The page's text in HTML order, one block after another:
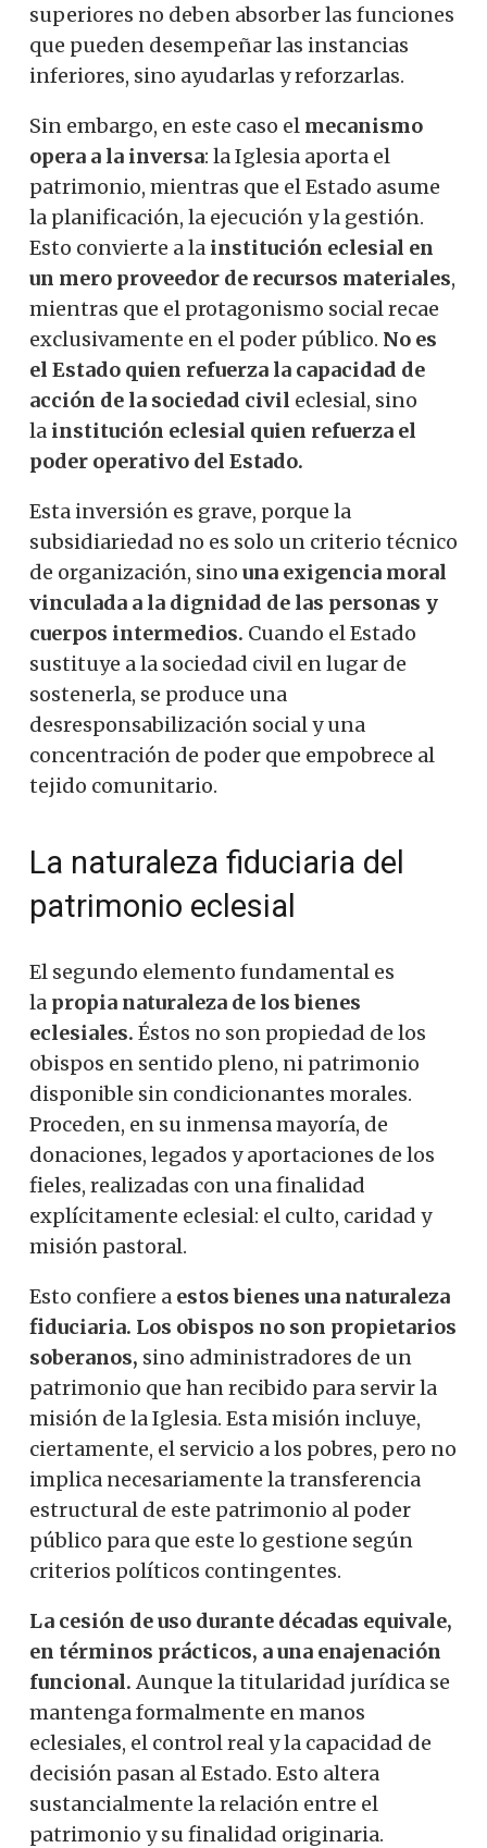
superiores no deben absorber las funciones
que pueden desempeñar las instancias
inferiores, sino ayudarlas y reforzarlas.
Sin embargo, en este caso el mecanismo
opera a la inversa: la Iglesia aporta el
patrimonio, mientras que el Estado asume
la planificación, la ejecución y la gestión.
Esto convierte a la institución eclesial en
un mero proveedor de recursos materiales,
mientras que el protagonismo social recae
exclusivamente en el poder público. No es
el Estado quien refuerza la capacidad de
acción de la sociedad civil eclesial, sino
la institución eclesial quien refuerza el
poder operativo del Estado.
Esta inversión es grave, porque la
subsidiariedad no es solo un criterio técnico
de organización, sino una exigencia moral
vinculada a la dignidad de las personas y
cuerpos intermedios. Cuando el Estado
sustituye a la sociedad civil en lugar de
sostenerla, se produce una
desresponsabilización social y una
concentración de poder que empobrece al
tejido comunitario.
La naturaleza fiduciaria del
patrimonio eclesial
El segundo elemento fundamental es
la propia naturaleza de los bienes
eclesiales. Éstos no son propiedad de los
obispos en sentido pleno, ni patrimonio
disponible sin condicionantes morales.
Proceden, en su inmensa mayoría, de
donaciones, legados y aportaciones de los
fieles, realizadas con una finalidad
explícitamente eclesial: el culto, caridad y
misión pastoral.
Esto confiere a estos bienes una naturaleza
fiduciaria. Los obispos no son propietarios
soberanos, sino administradores de un
patrimonio que han recibido para servir la
misión de la Iglesia. Esta misión incluye,
ciertamente, el servicio a los pobres, pero no
implica necesariamente la transferencia
estructural de este patrimonio al poder
público para que este lo gestione según
criterios políticos contingentes.
La cesión de uso durante décadas equivale,
en términos prácticos, a una enajenación
funcional. Aunque la titularidad jurídica se
mantenga formalmente en manos
eclesiales, el control real y la capacidad de
decisión pasan al Estado. Esto altera
sustancialmente la relación entre el
patrimonio y su finalidad originaria.